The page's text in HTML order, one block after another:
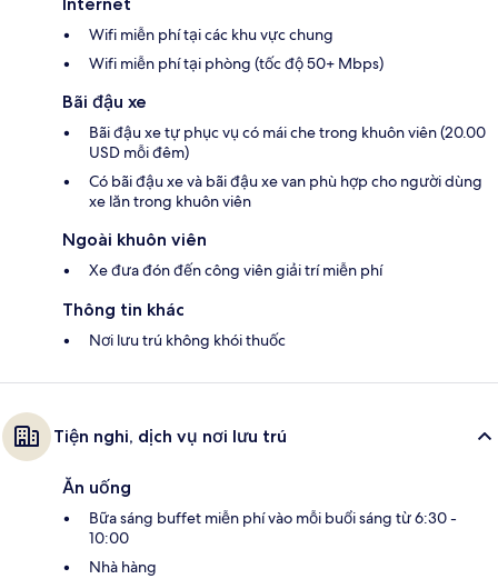
Wifi miễn phí tại các khu vực chung
Wifi miễn phí tại phòng (tốc độ 50+ Mbps)
Bãi đậu xe
Bãi đậu xe tự phục vụ có mái che trong khuôn viên (20.00
USD mỗi đêm)
Có bãi đậu xe và bãi đậu xe van phù hợp cho người dùng
xe lăn trong khuôn viên
Ngoài khuôn viên
Xe đưa đón đến công viên giải trí miễn phí
Thông tin khác
Nơi lưu trú không khói thuốc
Tiện nghi, dịch vụ nơi lưu trú
Ăn uống
Bữa sáng buffet miễn phí vào mỗi buổi sáng từ 6:30 -
10:00
Nhà hàng